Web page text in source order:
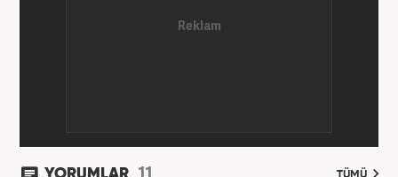
Öner, şu anda Haber7.com'da Yayın Koordinatörü
11 TÜMÜ